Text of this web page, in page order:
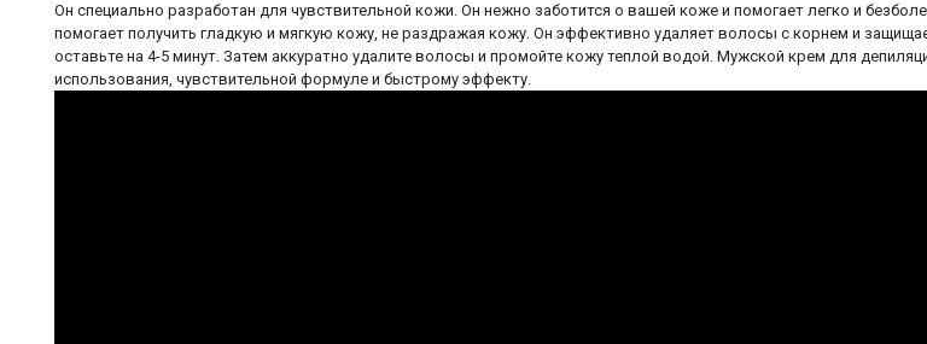
Он специально разработан для чувствительной кожи. Он нежно заботится о вашей коже и помогает легко и
помогает получить гладкую и мягкую кожу, не раздражая кожу. Он эффективно удаляет волосы с корнем и
оставьте на 4-5 минут. Затем аккуратно удалите волосы и промойте кожу теплой водой. Мужской крем для
использования, чувствительной формуле и быстрому эффекту.